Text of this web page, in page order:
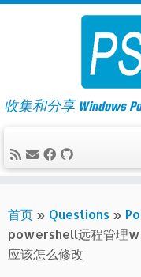
Skip
收集和分享 Windows
首页 » Questions »
powershell远程管理
应该怎么修改